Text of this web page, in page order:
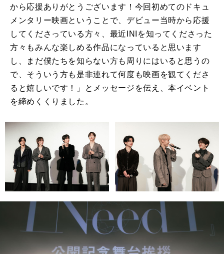
から応援ありがとうございます！今回初めてのドキュ
メンタリー映画ということで、デビュー当時から応援
してくださっている方々、最近INIを知ってくださった
方々もみんな楽しめる作品になっていると思います
し、まだ僕たちを知らない方も周りにはいると思うの
で、そういう方も是非連れて何度も映画を観てくださ
ると嬉しいです！」とメッセージを伝え、本イベント
を締めくくりました。